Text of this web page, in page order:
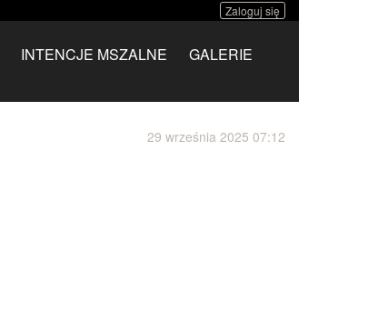
Zaloguj się
INTENCJE MSZALNE
GALERIE
29 września 2025 07:12